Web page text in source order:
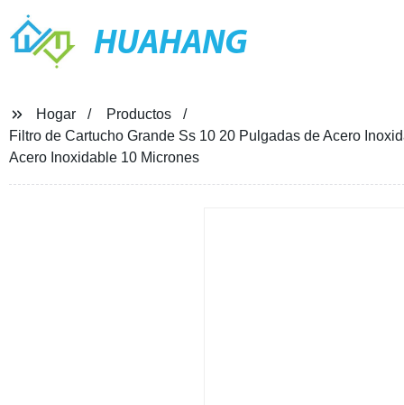
HUAHANG
Hogar
Productos
Filtro de Cartucho Grande Ss 10 20 Pulgadas de Acero
Acero Inoxidable 10 Micrones